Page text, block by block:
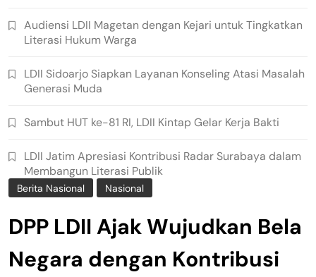
Berita Nasional Nasional
DPP LDII Ajak Wujudkan Bela
Negara dengan Kontribusi
Audiensi LDII Magetan dengan Kejari untuk Tingkatkan
Literasi Hukum Warga
LDII Sidoarjo Siapkan Layanan Konseling Atasi Masalah
Generasi Muda
Sambut HUT ke-81 RI, LDII Kintap Gelar Kerja Bakti
LDII Jatim Apresiasi Kontribusi Radar Surabaya dalam
Membangun Literasi Publik